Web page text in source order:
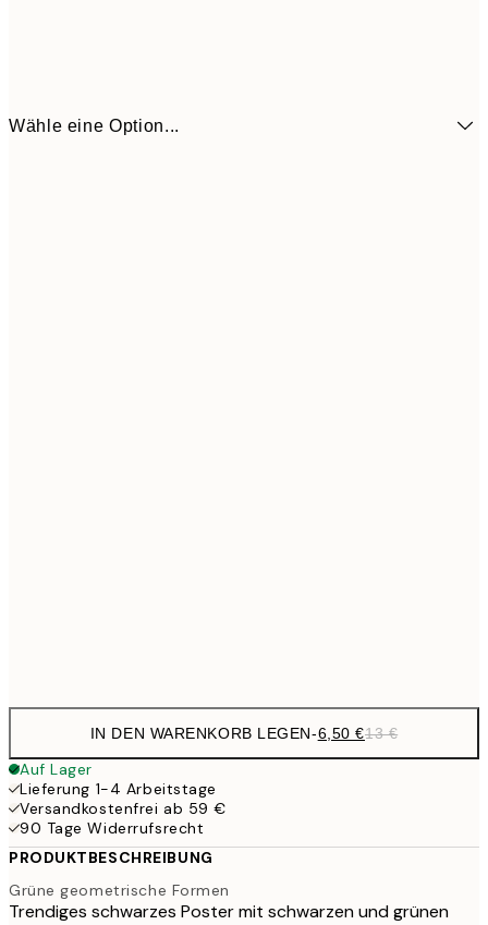
Wähle eine Option...
IN DEN WARENKORB LEGEN-6,50 €13 €
Auf Lager
Lieferung 1-4 Arbeitstage
Versandkostenfrei ab 59 €
90 Tage Widerrufsrecht
PRODUKTBESCHREIBUNG
Grüne geometrische Formen
Trendiges schwarzes Poster mit schwarzen und grünen